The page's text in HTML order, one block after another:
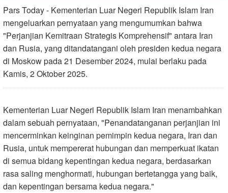
Pars Today - Kementerian Luar Negeri Republik Islam Iran
mengeluarkan pernyataan yang mengumumkan bahwa
"Perjanjian Kemitraan Strategis Komprehensif" antara Iran
dan Rusia, yang ditandatangani oleh presiden kedua negara
di Moskow pada 21 Desember 2024, mulai berlaku pada
Kamis, 2 Oktober 2025.
Kementerian Luar Negeri Republik Islam Iran menambahkan
dalam sebuah pernyataan, "Penandatanganan perjanjian ini
mencerminkan keinginan pemimpin kedua negara, Iran dan
Rusia, untuk mempererat hubungan dan memperkuat ikatan
di semua bidang kepentingan kedua negara, berdasarkan
rasa saling menghormati, hubungan bertetangga yang baik,
dan kepentingan bersama kedua negara."